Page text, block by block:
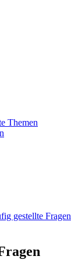
Themen
gestellte Fragen